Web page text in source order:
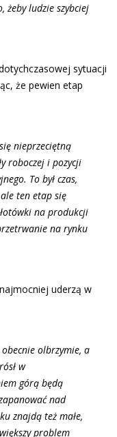
żeby ludzie szybciej
sytuacji
że pewien etap
nieprzeciętną
roboczej i pozycji
To był czas,
ten etap się
na produkcji
na rynku
uderzą w
olbrzymie, a
w
górą będą
nad
znajdą też małe,
problem